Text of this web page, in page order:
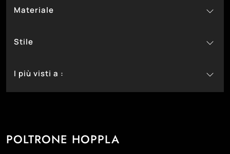
Materiale
In Pelle 5
Stile
Design 16
Moderne
I più visti a :
Bassano Del Grappa
Montebelluna
POLTRONE HOPPLA